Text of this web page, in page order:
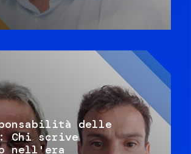
delle
Chi scrive
nell'era